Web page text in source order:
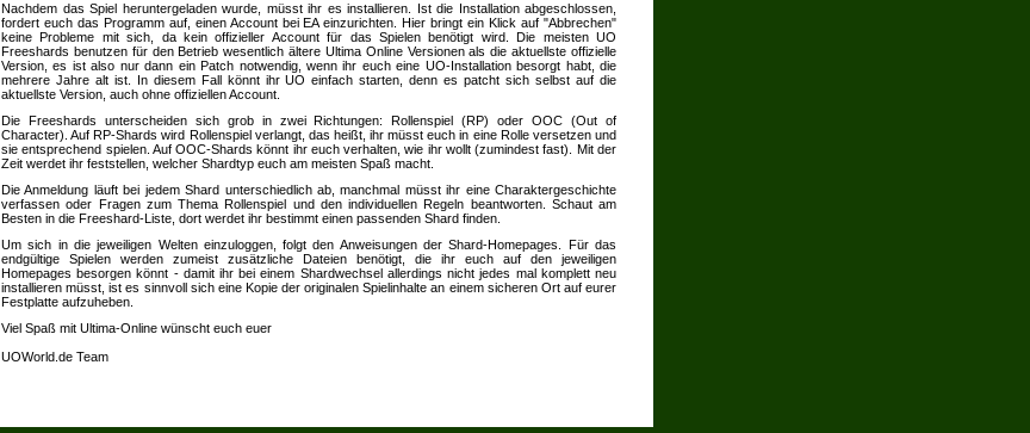
Nachdem das Spiel heruntergeladen wurde, müsst ihr es installieren. Ist die Installation abgeschlossen,
fordert euch das Programm auf, einen Account bei EA einzurichten. Hier bringt ein Klick auf "Abbrechen"
keine Probleme mit sich, da kein offizieller Account für das Spielen benötigt wird. Die meisten UO
Freeshards benutzen für den Betrieb wesentlich ältere Ultima Online Versionen als die aktuellste offizielle
Version, es ist also nur dann ein Patch notwendig, wenn ihr euch eine UO-Installation besorgt habt, die
mehrere Jahre alt ist. In diesem Fall könnt ihr UO einfach starten, denn es patcht sich selbst auf die
aktuellste Version, auch ohne offiziellen Account.
Die Freeshards unterscheiden sich grob in zwei Richtungen: Rollenspiel (RP) oder OOC (Out of
Character). Auf RP-Shards wird Rollenspiel verlangt, das heißt, ihr müsst euch in eine Rolle versetzen und
sie entsprechend spielen. Auf OOC-Shards könnt ihr euch verhalten, wie ihr wollt (zumindest fast). Mit der
Zeit werdet ihr feststellen, welcher Shardtyp euch am meisten Spaß macht.
Die Anmeldung läuft bei jedem Shard unterschiedlich ab, manchmal müsst ihr eine Charaktergeschichte
verfassen oder Fragen zum Thema Rollenspiel und den individuellen Regeln beantworten. Schaut am
Besten in die Freeshard-Liste, dort werdet ihr bestimmt einen passenden Shard finden.
Um sich in die jeweiligen Welten einzuloggen, folgt den Anweisungen der Shard-Homepages. Für das
endgültige Spielen werden zumeist zusätzliche Dateien benötigt, die ihr euch auf den jeweiligen
Homepages besorgen könnt - damit ihr bei einem Shardwechsel allerdings nicht jedes mal komplett neu
installieren müsst, ist es sinnvoll sich eine Kopie der originalen Spielinhalte an einem sicheren Ort auf eurer
Festplatte aufzuheben.
Viel Spaß mit Ultima-Online wünscht euch euer
UOWorld.de Team